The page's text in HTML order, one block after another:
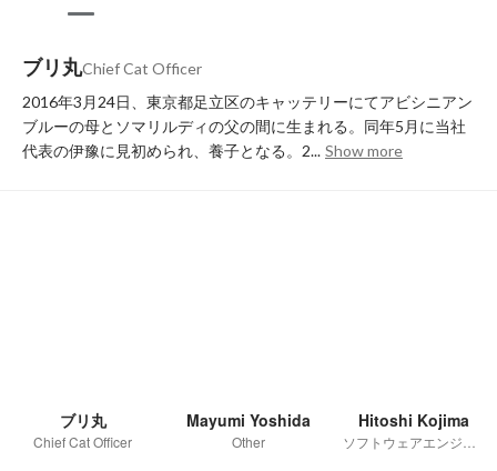
ブリ丸Chief Cat Officer
2016年3月24日、東京都足立区のキャッテリーにてアビシニアン
ブルーの母とソマリルディの父の間に生まれる。同年5月に当社
代表の伊豫に見初められ、養子となる。2... Show more
ブリ丸
Chief Cat Officer
Mayumi Yoshida
Other
Hitoshi Kojima